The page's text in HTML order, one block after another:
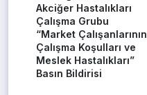
Akciğer Hastalıkları
Çalışma Grubu
“Market Çalışanlarının
Çalışma Koşulları ve
Meslek Hastalıkları”
Basın Bildirisi